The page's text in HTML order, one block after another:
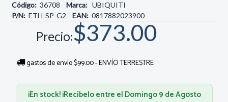
Código: 36708 Marca: UBIQUITI
P/N: ETH-SP-G2 EAN: 0817882023900
Precio:$373.00
gastos de envío $99.00 - ENVÍO TERRESTRE
¡En stock! ¡Recíbelo entre el Domingo 9 de Agosto